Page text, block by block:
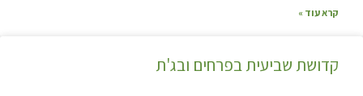
קרא עוד »
קדושת שביעית בפרחים ובג'ת